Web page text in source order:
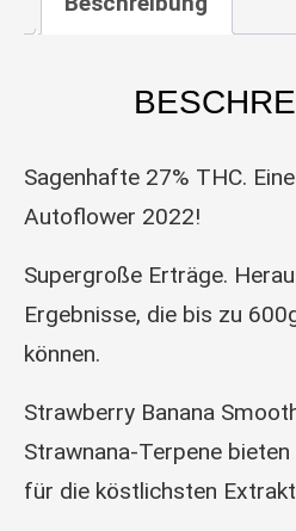
Sagenhafte 27% THC.
Autoflower 2022!
Supergroße Erträge.
Ergebnisse, die bis zu
können.
Strawberry Banana
Strawnana-Terpene
für die köstlichsten